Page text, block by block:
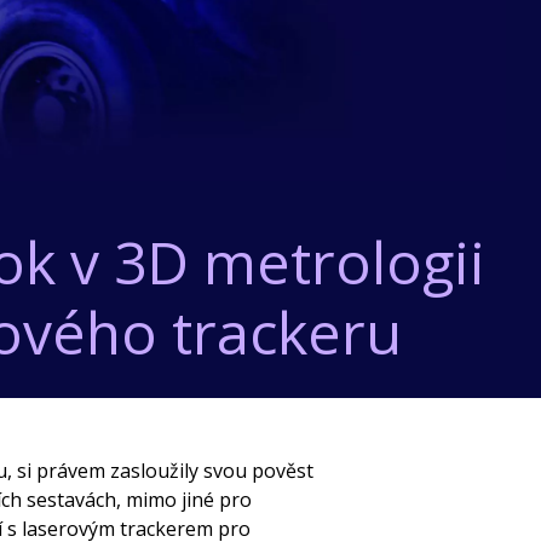
v 3D metrologii
trackeru
si právem zasloužily svou pověst
sestavách, mimo jiné pro
laserovým trackerem pro